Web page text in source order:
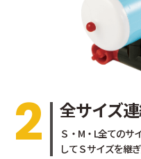
2 全サイズ
Ｓ・M・L全てのサ
してＳサイズを継